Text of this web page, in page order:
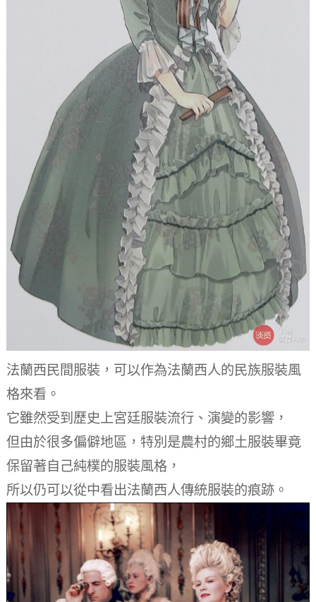
法蘭西民間服裝，可以作為法蘭西人的民族服裝風
格來看。
它雖然受到歷史上宮廷服裝流行、演變的影響，
但由於很多偏僻地區，特別是農村的鄉土服裝畢竟
保留著自己純樸的服裝風格，
所以仍可以從中看出法蘭西人傳統服裝的痕跡。